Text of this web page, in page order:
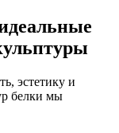
эстетику и
белки мы